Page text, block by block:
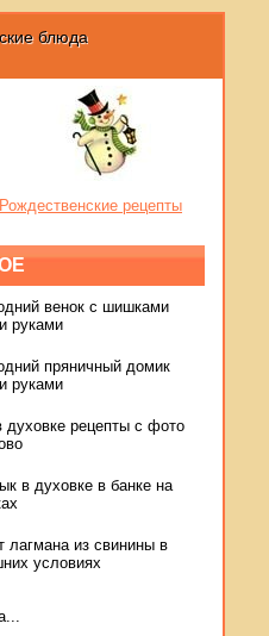
блюда
Рождественские рецепты
венок с шишками
руками
пряничный домик
руками
духовке рецепты с фото
в духовке в банке на
лагмана из свинины в
условиях